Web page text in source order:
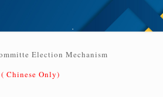
Election Mechanism
( Chinese Only)